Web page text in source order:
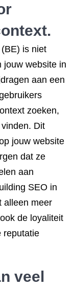
is niet
jouw website in
aan een
zoeken,
Dit
jouw website
dat ze
aan
SEO in
alleen meer
de loyaliteit
reputatie
veel